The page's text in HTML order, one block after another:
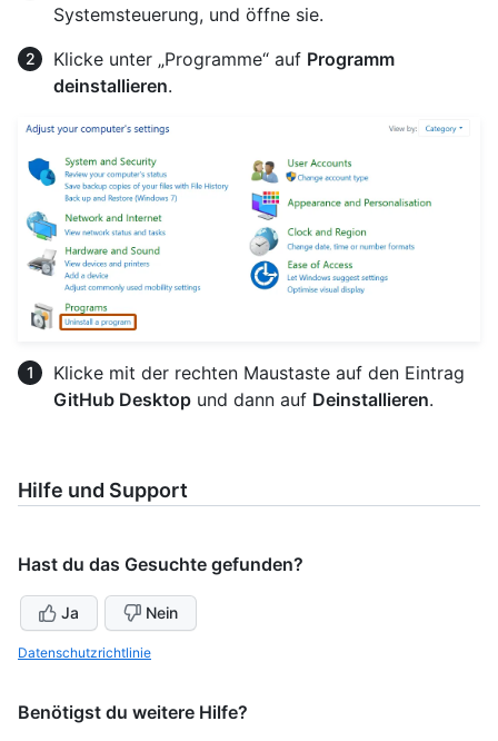
Systemsteuerung, und öffne sie.
Klicke unter „Programme“ auf Programm
deinstallieren.
Klicke mit der rechten Maustaste auf den Eintrag
GitHub Desktop und dann auf Deinstallieren.
Hilfe und Support
Hast du das Gesuchte gefunden?
Ja Nein
Datenschutzrichtlinie
Benötigst du weitere Hilfe?